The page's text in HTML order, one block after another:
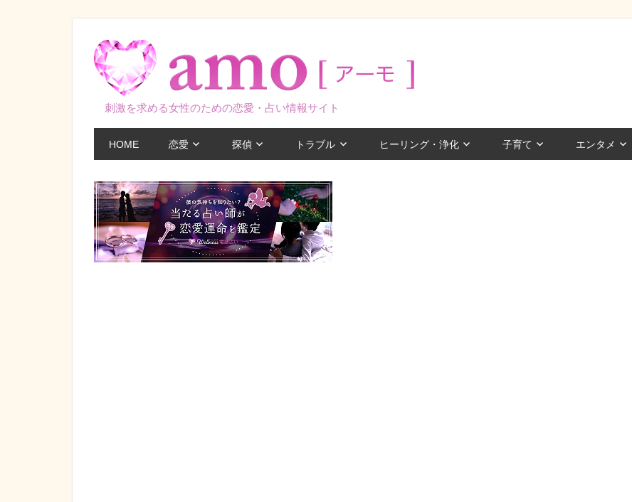
刺激を求める女性のための恋愛・占い情報サイト
HOME 恋愛 探偵 トラブル ヒーリング・浄化 子育て エンタメ